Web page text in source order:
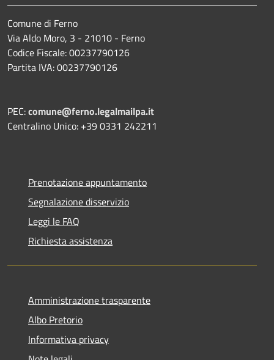
Comune di Ferno
Via Aldo Moro, 3 - 21010 - Ferno
Codice Fiscale: 00237790126
Partita IVA: 00237790126
PEC:comune@ferno.legalmailpa.it
Centralino Unico: +39 0331 242211
Prenotazione appuntamento
Segnalazione disservizio
Leggi le FAQ
Richiesta assistenza
Amministrazione trasparente
Albo Pretorio
Informativa privacy